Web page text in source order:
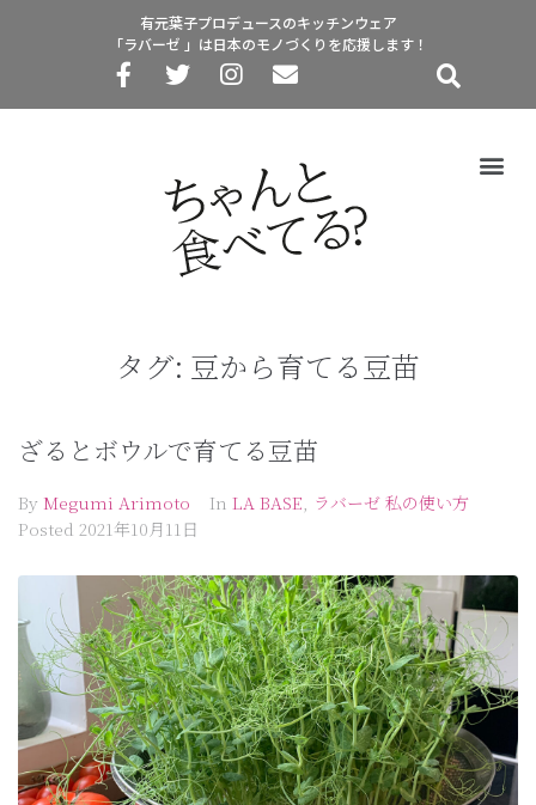
有元葉子プロデュースのキッチンウェア
「ラバーゼ 」は日本のモノづくりを応援します！
タグ: 豆から育てる豆苗
ざるとボウルで育てる豆苗
By Megumi Arimoto In LA BASE, ラバーゼ 私の使い方
Posted 2021年10月11日